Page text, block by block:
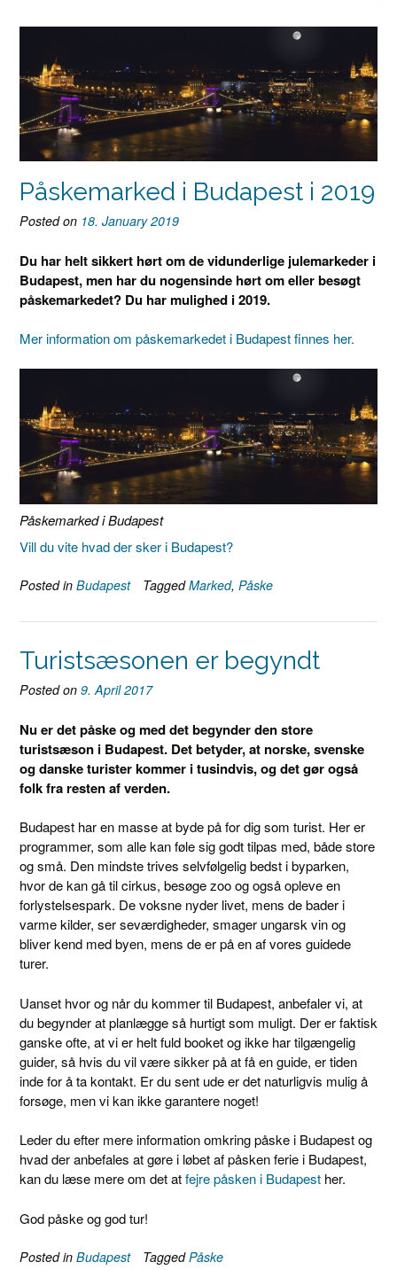
Påskemarked i Budapest i 2019
Posted on 18. January 2019
Du har helt sikkert hørt om de vidunderlige julemarkeder i
Budapest, men har du nogensinde hørt om eller besøgt
påskemarkedet? Du har mulighed i 2019.
Mer information om påskemarkedet i Budapest finnes her.
Påskemarked i Budapest
Vill du vite hvad der sker i Budapest?
Posted in Budapest TaggedMarked, Påske
Turistsæsonen er begyndt
Posted on 9. April 2017
Nu er det påske og med det begynder den store
turistsæson i Budapest. Det betyder, at norske, svenske
og danske turister kommer i tusindvis, og det gør også
folk fra resten af ​​verden.
Budapest har en masse at byde på for dig som turist. Her er
programmer, som alle kan føle sig godt tilpas med, både store
og små. Den mindste trives selvfølgelig bedst i byparken,
hvor de kan gå til cirkus, besøge zoo og også opleve en
forlystelsespark. De voksne nyder livet, mens de bader i
varme kilder, ser seværdigheder, smager ungarsk vin og
bliver kend med byen, mens de er på en af ​​vores guidede
turer.
Uanset hvor og når du kommer til Budapest, anbefaler vi, at
du begynder at planlægge så hurtigt som muligt. Der er faktisk
ganske ofte, at vi er helt fuld booket og ikke har tilgængelig
guider, så hvis du vil være sikker på at få en guide, er tiden
inde for å ta kontakt. Er du sent ude er det naturligvis mulig å
forsøge, men vi kan ikke garantere noget!
Leder du efter mere information omkring påske i Budapest og
hvad der anbefales at gøre i løbet af påsken ferie i Budapest,
kan du læse mere om det atfejre påsken i Budapest her.
God påske og god tur!
Posted in Budapest TaggedPåske